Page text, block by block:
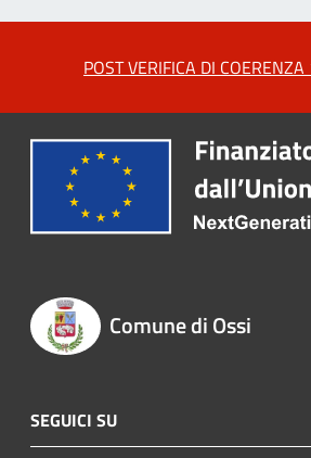
POST VERIFICA DI
Comune di Ossi
SEGUICI SU